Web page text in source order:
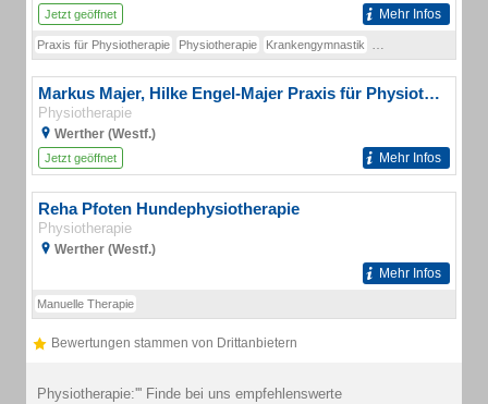
Jetzt geöffnet Mehr Infos
Praxis für Physiotherapie Physiotherapie Krankengymnastik
Markus Majer, Hilke Engel-Majer Praxis für Physiotherapie,
Physiotherapie
Werther (Westf.)
Jetzt geöffnet Mehr Infos
Reha Pfoten Hundephysiotherapie
Physiotherapie
Werther (Westf.)
Mehr Infos
Manuelle Therapie
Bewertungen stammen von Drittanbietern
Physiotherapie:''' Finde bei uns empfehlenswerte